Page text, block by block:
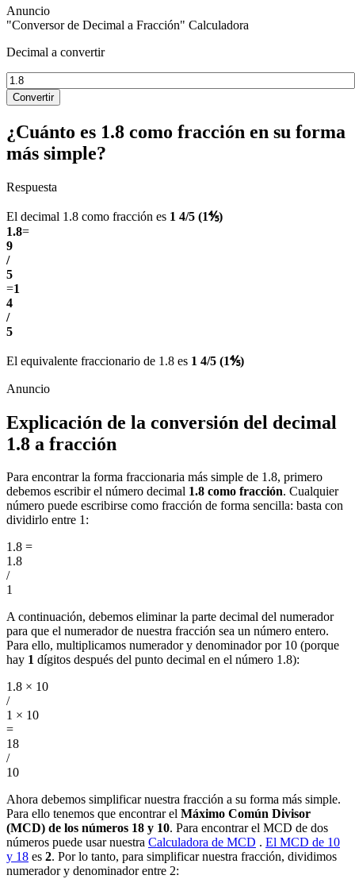
"Conversor de Decimal a Fracción" Calculadora
Decimal a convertir
Convertir
¿Cuánto es 1.8 como fracción en su forma
más simple?
Respuesta
El decimal 1.8 como fracción es 1 4/5 (1⅘)
1.8=
9
/
5
=1
4
/
5
El equivalente fraccionario de 1.8 es 1 4/5 (1⅘)
Explicación de la conversión del decimal
1.8 a fracción
Para encontrar la forma fraccionaria más simple de 1.8, primero
debemos escribir el número decimal 1.8 como fracción. Cualquier
número puede escribirse como fracción de forma sencilla: basta con
dividirlo entre 1:
1.8 =
1.8
/
1
A continuación, debemos eliminar la parte decimal del numerador
para que el numerador de nuestra fracción sea un número entero.
Para ello, multiplicamos numerador y denominador por 10 (porque
hay 1 dígitos después del punto decimal en el número 1.8):
1.8 × 10
/
1 × 10
=
18
/
10
Ahora debemos simplificar nuestra fracción a su forma más simple.
Para ello tenemos que encontrar el Máximo Común Divisor
(MCD) de los números 18 y 10. Para encontrar el MCD de dos
números puede usar nuestra Calculadora de MCD . El MCD de 10
y 18 es 2. Por lo tanto, para simplificar nuestra fracción, dividimos
numerador y denominador entre 2: